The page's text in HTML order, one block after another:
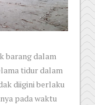
barang dalam
tidur dalam
diigini berlaku
pada waktu